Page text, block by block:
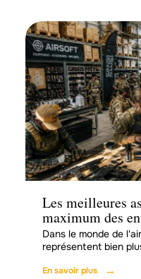
Loisirs
Les meilleures
maximum des
Dans le monde de
représentent bien
En savoir plus